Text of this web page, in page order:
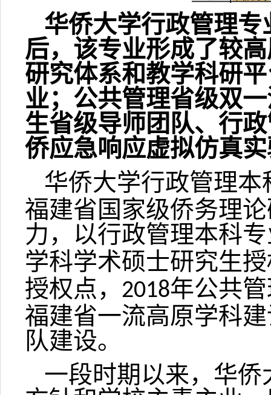
华侨大学行政管理
后，该专业形成了较
研究体系和教学科研
业；公共管理省级双
生省级导师团队、行
侨应急响应虚拟仿真
华侨大学行政管理本
福建省国家级侨务理
力，以行政管理本科
学科学术硕士研究生
授权点， 2018年公共
福建省一流高原学科
队建设。
一段时期以来，华